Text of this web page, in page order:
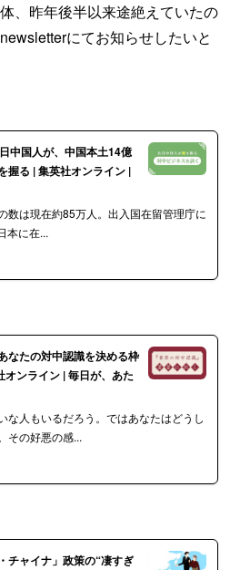
、昨年後半以来途絶えていたの
にてお知らせしたいと
中国人が、中国本土14億
握る | 集英社オンライン |
数は現在約85万人。出入国在留管理庁に
本に在...
たの対中認識を決める枠
ンライン | 毎日が、あた
な人もいるだろう。ではあなたはどうし
その好悪の感...
チャイナ」政策の“凄すぎ